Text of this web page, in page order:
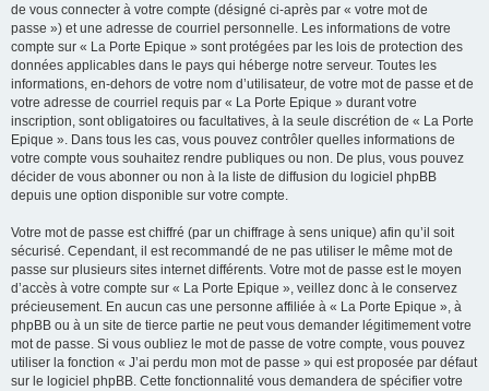
de vous connecter à votre compte (désigné ci-après par « votre mot de
passe ») et une adresse de courriel personnelle. Les informations de votre
compte sur « La Porte Epique » sont protégées par les lois de protection des
données applicables dans le pays qui héberge notre serveur. Toutes les
informations, en-dehors de votre nom d’utilisateur, de votre mot de passe et de
votre adresse de courriel requis par « La Porte Epique » durant votre
inscription, sont obligatoires ou facultatives, à la seule discrétion de « La Porte
Epique ». Dans tous les cas, vous pouvez contrôler quelles informations de
votre compte vous souhaitez rendre publiques ou non. De plus, vous pouvez
décider de vous abonner ou non à la liste de diffusion du logiciel phpBB
depuis une option disponible sur votre compte.
Votre mot de passe est chiffré (par un chiffrage à sens unique) afin qu’il soit
sécurisé. Cependant, il est recommandé de ne pas utiliser le même mot de
passe sur plusieurs sites internet différents. Votre mot de passe est le moyen
d’accès à votre compte sur « La Porte Epique », veillez donc à le conservez
précieusement. En aucun cas une personne affiliée à « La Porte Epique », à
phpBB ou à un site de tierce partie ne peut vous demander légitimement votre
mot de passe. Si vous oubliez le mot de passe de votre compte, vous pouvez
utiliser la fonction « J’ai perdu mon mot de passe » qui est proposée par défaut
sur le logiciel phpBB. Cette fonctionnalité vous demandera de spécifier votre